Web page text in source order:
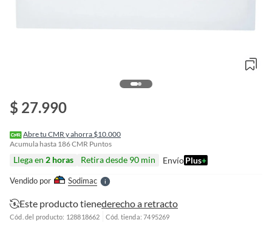
$ 27.990
Abre tu CMR y ahorra $10.000
Acumula hasta 186CMR Puntos
Llega en 2 horas Retira desde 90 min EnvíoPlus+
Vendido por SodimacS
l
e
r
Este producto tienederecho a retracto
Cód. del producto: 128818662 Cód. tienda: 7495269